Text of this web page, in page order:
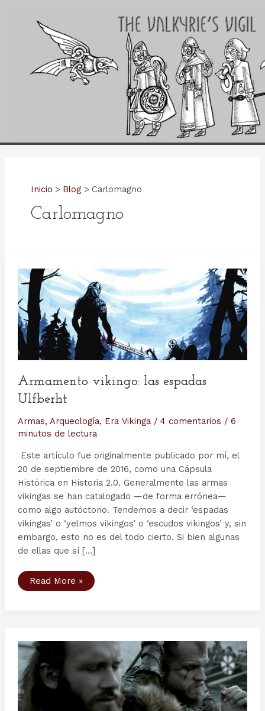
Inicio Blog Carlomagno
Carlomagno
Armamento vikingo: las espadas
Ulfberht
Armas, Arqueología, Era Vikinga/ 4 comentarios / 6
minutos de lectura
Este artículo fue originalmente publicado por mí, el
20 de septiembre de 2016, como una Cápsula
Histórica en Historia 2.0. Generalmente las armas
vikingas se han catalogado —de forma errónea—
como algo autóctono. Tendemos a decir ‘espadas
vikingas’ o ‘yelmos vikingos’ o ‘escudos vikingos’ y, sin
embargo, esto no es del todo cierto. Si bien algunas
de ellas que sí […]
Armamento
vikingo:
Read More »